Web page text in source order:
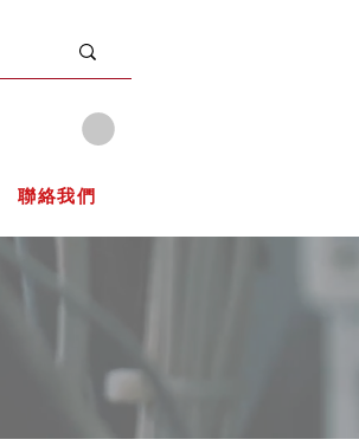
聯絡我們